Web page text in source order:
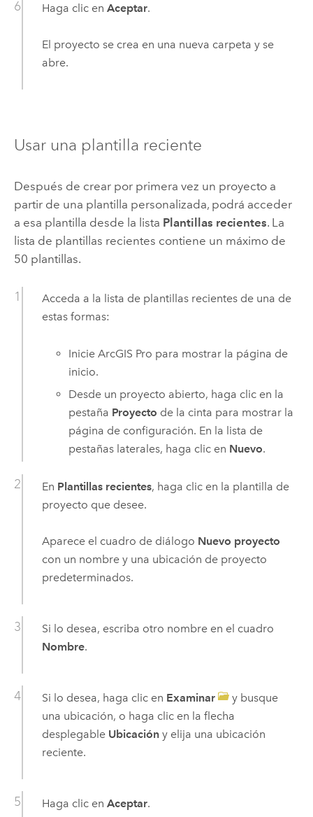
Haga clic en Aceptar.
El proyecto se crea en una nueva carpeta y se
abre.
Usar una plantilla reciente
Después de crear por primera vez un proyecto a
partir de una plantilla personalizada, podrá acceder
a esa plantilla desde la lista Plantillas recientes. La
lista de plantillas recientes contiene un máximo de
50 plantillas.
Acceda a la lista de plantillas recientes de una de
estas formas:
InicieArcGIS Pro para mostrar la página de
inicio.
Desde un proyecto abierto, haga clic en la
pestaña Proyecto de la cinta para mostrar la
página de configuración. En la lista de
pestañas laterales, haga clic en Nuevo.
En Plantillas recientes, haga clic en la plantilla de
proyecto que desee.
Aparece el cuadro de diálogo Nuevo proyecto
con un nombre y una ubicación de proyecto
predeterminados.
Si lo desea, escriba otro nombre en el cuadro
Nombre.
Si lo desea, haga clic en Examinar
y busque
una ubicación, o haga clic en la flecha
desplegable Ubicacióny elija una ubicación
reciente.
Haga clic en Aceptar.